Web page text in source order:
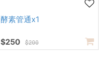
酵素管通x1
$250 $200